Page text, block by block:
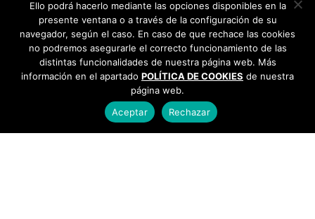
mayo 2025
abril 2025
marzo 2025
Ello podrá hacerlo mediante las opciones disponibles en la
presente ventana o a través de la configuración de su
navegador, según el caso. En caso de que rechace las cookies
no podremos asegurarle el correcto funcionamiento de las
distintas funcionalidades de nuestra página web. Más
información en el apartado POLÍTICA DE COOKIES de nuestra
página web.
Aceptar
Rechazar